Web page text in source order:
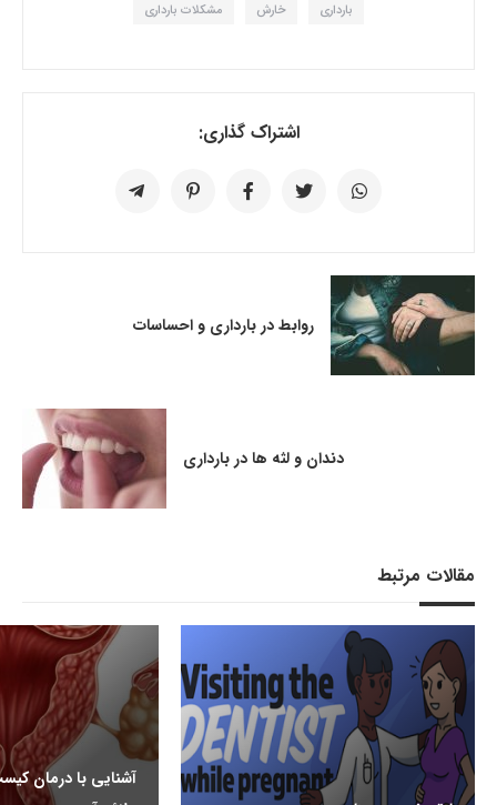
بارداری خارش مشکلات بارداری
اشتراک گذاری:
روابط در بارداری و احساسات
دندان و لثه ها در بارداری
مقالات مرتبط
آشنایی با درمان